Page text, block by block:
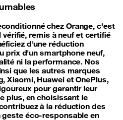
chez Orange, c'est
remis à neuf et certifié
d'une réduction
prix d'un smartphone neuf,
ni la performance. Nos
que les autres marques
Xiaomi, Huawei et OnePlus,
pour garantir leur
plus, en choisissant le
à la réduction des
éco-responsable en